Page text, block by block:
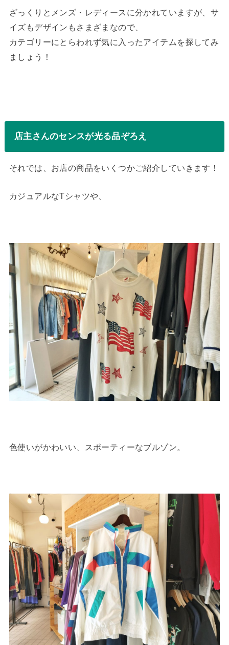
ざっくりとメンズ・レディースに分かれていますが、サ
イズもデザインもさまざまなので、
カテゴリーにとらわれず気に入ったアイテムを探してみ
ましょう！
店主さんのセンスが光る品ぞろえ
それでは、お店の商品をいくつかご紹介していきます！
カジュアルなTシャツや、
色使いがかわいい、スポーティーなブルゾン。